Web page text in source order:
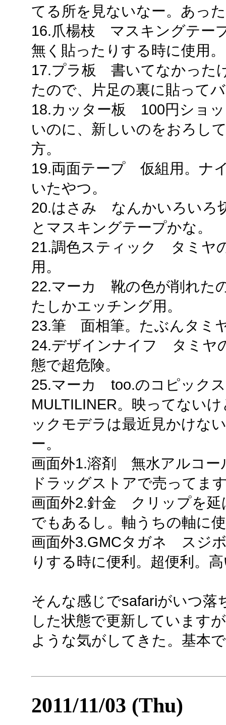
てる所を見ないなー。あっ
16.爪楊枝 マスキングテー
無く貼ったりする時に使用。
17.プラ板 書いてなかった
たので、片足の裏に貼って
18.カッター板 100円ショ
いのに、新しいのをおろし
方。
19.両面テープ 仮組用。ナ
いたやつ。
20.はさみ なんかいろいろ
とマスキングテープかな。
21.調色スティック タミヤ
用。
22.マーカ 靴の色が削れた
たしかエッチング用。
23.筆 面相筆。たぶんタミ
24.デザインナイフ タミヤ
態で超危険。
25.マーカ too.のコピック
MULTILINER。映ってない
ックモデラは最近見かけな
ー。
画面外1.溶剤 無水アルコー
ドラッグストアで売ってま
画面外2.針金 クリップを延
でもあるし。軸うちの軸に
画面外3.GMCタガネ スジ
りする時に便利。超便利。
そんな感じでsafariがいつ
した状態で更新しています
ような気がしてきた。基本
2011/11/03 (Thu)